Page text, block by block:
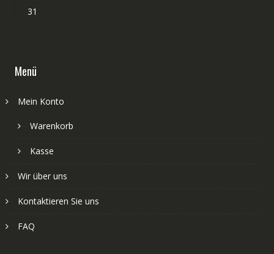
31
Menü
Mein Konto
Warenkorb
Kasse
Wir über uns
Kontaktieren Sie uns
FAQ